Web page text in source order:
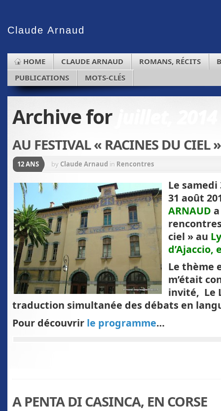
Claude Arnaud
HOME CLAUDE ARNAUD ROMANS, RÉCITS
PUBLICATIONS
MOTS-CLÉS
Archive for
AU FESTIVAL « RACINES DU CIEL
12 ANS by Claude Arnaud in Rencontres
Le
31 août
ARNAUD
ciel » au
d’Ajaccio,
Le thème
m’était
invité, Le
traduction simultanée des débats en
Pour découvrir le programme…
A PENTA DI CASINCA, EN CORSE